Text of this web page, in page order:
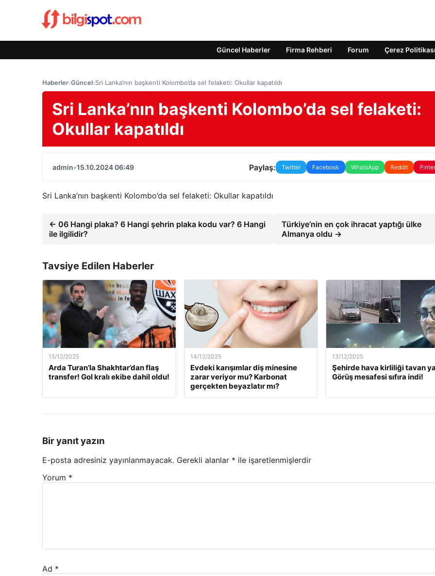
Güncel Haberler Firma Rehberi Forum Çerez Politikası
Haberler›Güncel›Sri Lanka’nın başkenti Kolombo’da sel felaketi: Okullar kapatıldı
Sri Lanka’nın başkenti Kolombo’da sel felaketi:
Okullar kapatıldı
admin•15.10.2024 06:49 Paylaş: Twitter Facebook WhatsApp Reddit
Sri Lanka’nın başkenti Kolombo’da sel felaketi: Okullar kapatıldı
← 06 Hangi plaka? 6 Hangi şehrin plaka kodu var? 6 Hangi
ile ilgilidir?
Türkiye’nin en çok ihracat yaptığı ülke
Almanya oldu →
Tavsiye Edilen Haberler
15/12/2025
Arda Turan’la Shakhtar’dan flaş
transfer! Gol kralı ekibe dahil oldu!
14/12/2025
Evdeki karışımlar diş minesine
zarar veriyor mu? Karbonat
gerçekten beyazlatır mı?
13/12/2025
Şehirde hava kirliliği tavan
Görüş mesafesi sıfıra indi!
Bir yanıt yazın
E-posta adresiniz yayınlanmayacak. Gerekli alanlar * ile işaretlenmişlerdir
Yorum *
Ad *